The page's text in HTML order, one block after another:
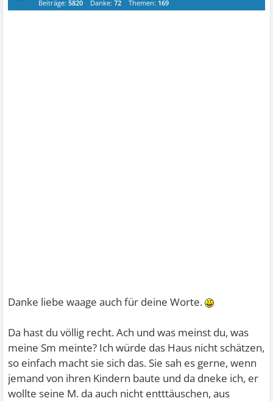
Beiträge:5820 Danke:72 Themen: 169
Danke liebe waage auch für deine Worte.
Da hast du völlig recht. Ach und was meinst du, was
meine Sm meinte? Ich würde das Haus nicht schätzen,
so einfach macht sie sich das. Sie sah es gerne, wenn
jemand von ihren Kindern baute und da dneke ich, er
wollte seine M. da auch nicht entttäuschen, aus